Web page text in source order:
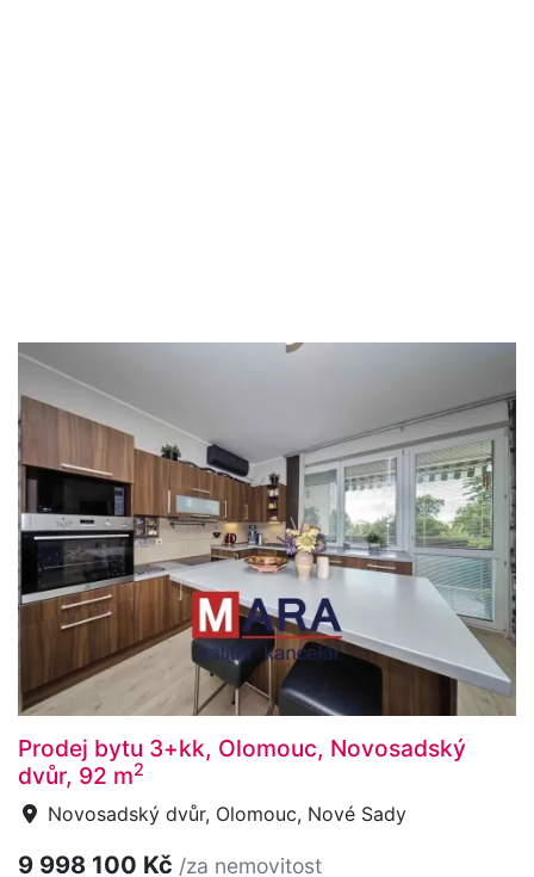
Prodej bytu 3+kk, Olomouc, Novosadský
dvůr, 92 m2
Novosadský dvůr, Olomouc, Nové Sady
9 998 100 Kč /za nemovitost